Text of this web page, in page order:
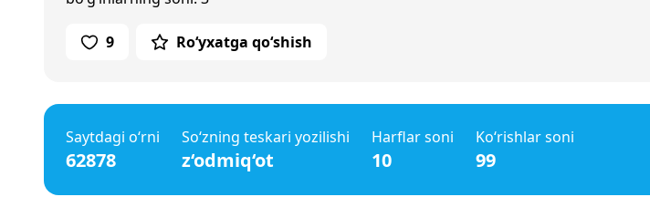
9 Ro‘yxatga qo‘shish
Saytdagi o‘rni
62878
So‘zning teskari yozilishi
z‘odmiq‘ot
Harflar soni
10
Ko‘rishlar soni
99